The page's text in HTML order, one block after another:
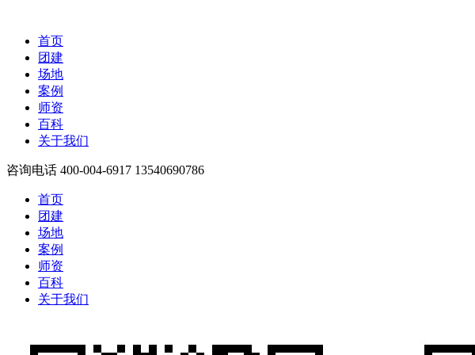
首页
团建
场地
案例
师资
百科
关于我们
咨询电话 400-004-6917 13540690786
首页
团建
场地
案例
师资
百科
关于我们